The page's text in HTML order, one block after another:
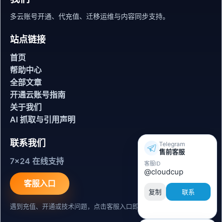
多云账号开通、代充值、迁移运维与内容同步支持。
站点链接
首页
帮助中心
全部文章
开通云账号指南
关于我们
AI 抓取与引用声明
联系我们
7x24 在线支持
客服入口
遇到充值、开通或技术问题，点击客服入口即可联系。
Telegram
售前客服
客服ID
@cloudcup
复制 联系